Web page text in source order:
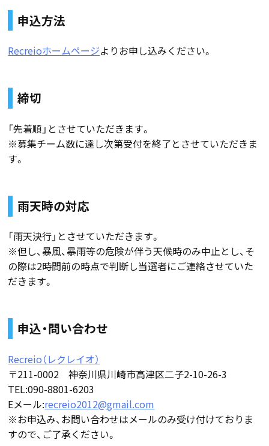
申込方法
Recreioホームページよりお申し込みください。
締切
「先着順」とさせていただきます。
※募集チーム数に達し次第受付を終了とさせていただきま
す。
雨天時の対応
「雨天決行」とさせていただきます。
※但し、暴風、暴雨等の危険が伴う天候時のみ中止とし、そ
の際は2時間前の時点で判断し当選者にご連絡させていた
だきます。
申込・問い合わせ
Recreio（レクレイオ）
〒211-0002 神奈川県川崎市高津区二子2-10-26-3
TEL:090-8801-6203
Eメール:recreio2012@gmail.com
※お申込み、お問い合わせはメールのみ受け付けておりま
すので、ご了承ください。